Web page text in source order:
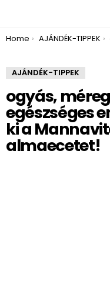
You are here:
Home AJÁNDÉK-TIPPEK
AJÁNDÉK-TIPPEK
ogyás,
egészséges
ki a
almaecetet!